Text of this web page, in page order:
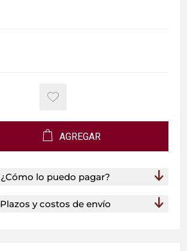
AGREGAR
¿Cómo lo puedo pagar?
Plazos y costos de envío